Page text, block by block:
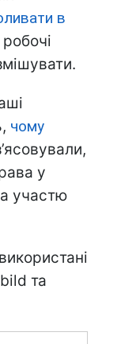
в
робочі
чому
у
участю
та